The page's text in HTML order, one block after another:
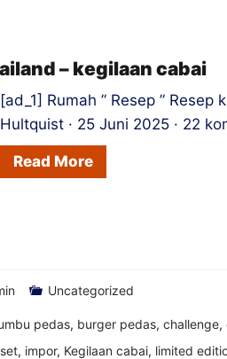
– kegilaan cabai
[ad_1] Rumah ” Resep ”
Hultquist · 25 Juni 2025 · 22
Read More
Uncategorized
pedas, burger pedas, challenge,
, impor, Kegilaan cabai, limited